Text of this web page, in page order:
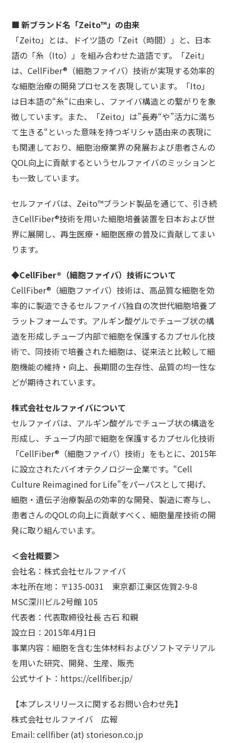
■ 新ブランド名「Zeito™」の由来
「Zeito」とは、ドイツ語の「Zeit（時間）」と、日本
語の「糸（Ito）」を組み合わせた造語です。「Zeit」
は、CellFiber®（細胞ファイバ）技術が実現する効率的
な細胞治療の開発プロセスを表現しています。「Ito」
は日本語の“糸“に由来し、ファイバ構造との繋がりを象
徴しています。また、「Zeito」は”長寿“や”活力に満ち
て生きる“といった意味を持つギリシャ語由来の表現に
も関連しており、細胞治療業界の発展および患者さんの
QOL向上に貢献するというセルファイバのミッションと
も一致しています。
セルファイバは、Zeito™ブランド製品を通じて、引き続
きCellFiber®技術を用いた細胞培養装置を日本および世
界に展開し、再生医療・細胞医療の普及に貢献してまい
ります。
◆CellFiber®（細胞ファイバ）技術について
CellFiber®（細胞ファイバ）技術は、高品質な細胞を効
率的に製造できるセルファイバ独自の次世代細胞培養プ
ラットフォームです。アルギン酸ゲルでチューブ状の構
造を形成しチューブ内部で細胞を保護するカプセル化技
術で、同技術で培養された細胞は、従来法と比較して細
胞機能の維持・向上、長期間の生存性、品質の均一性な
どが期待されています。
株式会社セルファイバについて
セルファイバは、アルギン酸ゲルでチューブ状の構造を
形成し、チューブ内部で細胞を保護するカプセル化技術
「CellFiber®（細胞ファイバ）技術」をもとに、2015年
に設立されたバイオテクノロジー企業です。“Cell
Culture Reimagined for Life”をパーパスとして掲げ、
細胞・遺伝子治療製品の効率的な開発、製造に寄与し、
患者さんのQOLの向上に貢献すべく、細胞量産技術の開
発に取り組んでいます。
＜会社概要＞
会社名：株式会社セルファイバ
本社所在地：〒135-0031 東京都江東区佐賀2-9-8
MSC深川ビル2号館 105
代表者：代表取締役社長 古石 和親
設立日：2015年4月1日
事業内容：細胞を含む生体材料およびソフトマテリアル
を用いた研究、開発、生産、販売
公式サイト：https://cellfiber.jp/
【本プレスリリースに関するお問い合わせ先】
株式会社セルファイバ 広報
Email: cellfiber (at) storieson.co.jp